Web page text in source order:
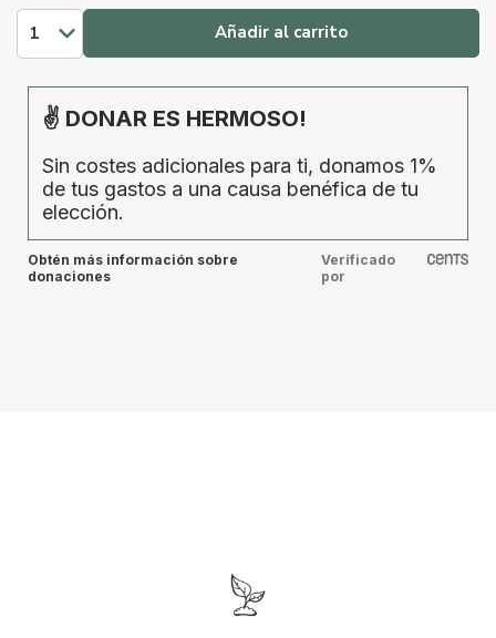
Añadir al carrito
✌ DONAR ES HERMOSO!
Sin costes adicionales para ti, donamos 1%
de tus gastos a una causa benéfica de tu
elección.
Obtén más información sobre
donaciones
Verificado
por